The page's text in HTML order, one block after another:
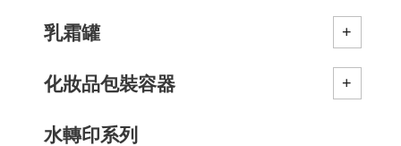
乳霜罐
化妝品包裝容器
水轉印系列